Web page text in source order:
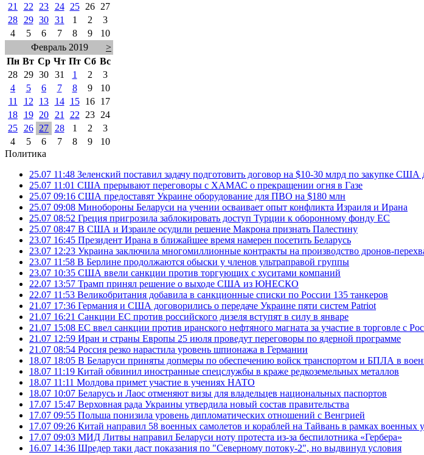
21
22 23 24 25 26
27
28
29 30 31 1 2
3
4
5 6 7 8 9
10
Февраль 2019
>
Пн Вт Ср Чт Пт Сб Вс
28
29 30 31 1 2
3
4
5 6 7 8 9
10
11
12 13 14 15 16
17
18
19 20 21 22 23
24
25
26 27 28 1 2
3
4
5 6 7 8 9
10
Политика
25.07 11:48 Зеленский поставил задачу подготовить договор на $10-30 млрд по закупке
25.07 11:01 США прерывают переговоры с ХАМАС о прекращении огня в Газе
25.07 09:16 США предоставят Украине оборудование для ПВО на $180 млн
25.07 09:08 Минобороны Беларуси на учении осваивает опыт конфликта Израиля и Ирана
25.07 08:52 Греция пригрозила заблокировать доступ Турции к оборонному фонду ЕС
25.07 08:47 В США и Израиле осудили решение Макрона признать Палестину
23.07 16:45 Президент Ирана в ближайшее время намерен посетить Беларусь
23.07 12:23 Украина заключила многомиллионные контракты на производство дронов-
23.07 11:58 В Берлине продолжаются обыски у членов ультраправой группы
23.07 10:35 США ввели санкции против торгующих с хуситами компаний
22.07 13:57 Трамп принял решение о выходе США из ЮНЕСКО
22.07 11:53 Великобритания добавила в санкционные списки по России 135 танкеров
21.07 17:36 Германия и США договорились о передаче Украине пяти систем Patriot
21.07 16:21 Санкции ЕС против российского дизеля вступят в силу в январе
21.07 15:08 ЕС ввел санкции против иранского нефтяного магната за участие в торговле с
21.07 12:59 Иран и страны Европы 25 июля проведут переговоры по ядерной программе
21.07 08:54 Россия резко нарастила уровень шпионажа в Германии
18.07 18:05 В Беларуси приняты допмеры по обеспечению войск транспортом и БПЛА в
18.07 11:19 Китай обвинил иностранные спецслужбы в краже редкоземельных металлов
18.07 11:11 Молдова примет участие в учениях НАТО
18.07 10:07 Беларусь и Лаос отменяют визы для владельцев национальных паспортов
17.07 15:47 Верховная рада Украины утвердила новый состав правительства
17.07 09:55 Польша понизила уровень дипломатических отношений с Венгрией
17.07 09:26 Китай направил 58 военных самолетов и кораблей на Тайвань в рамках военных
17.07 09:03 МИД Литвы направил Беларуси ноту протеста из-за беспилотника «Гербера»
16.07 14:36 Шредер таки даст показания по "Северному потоку-2", но выдвинул условия